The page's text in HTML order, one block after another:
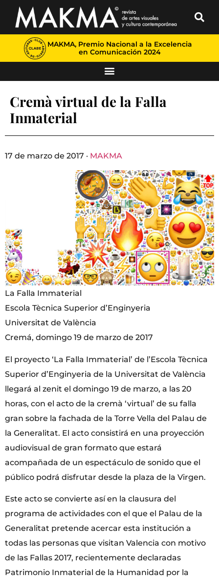
MAKMA, Premio Nacional a la Excelencia
en Comunicación 2024
Cremà virtual de la Falla
Inmaterial
17 de marzo de 2017 · MAKMA
La Falla Immaterial
Escola Tècnica Superior d’Enginyeria
Universitat de València
Cremá, domingo 19 de marzo de 2017
El proyecto ‘La Falla Immaterial’ de l’Escola Tècnica
Superior d’Enginyeria de la Universitat de València
llegará al zenit el domingo 19 de marzo, a las 20
horas, con el acto de la cremà ‘virtual’ de su falla
gran sobre la fachada de la Torre Vella del Palau de
la Generalitat. El acto consistirá en una proyección
audiovisual de gran formato que estará
acompañada de un espectáculo de sonido que el
público podrá disfrutar desde la plaza de la Virgen.
Este acto se convierte así en la clausura del
programa de actividades con el que el Palau de la
Generalitat pretende acercar esta institución a
todas las personas que visitan Valencia con motivo
de las Fallas 2017, recientemente declaradas
Patrimonio Inmaterial de la Humanidad por la